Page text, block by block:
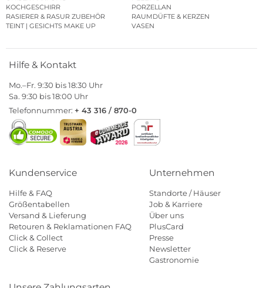
KOCHGESCHIRR
PORZELLAN
RASIERER & RASUR ZUBEHÖR
RAUMDÜFTE & KERZEN
TEINT | GESICHTS MAKE UP
VASEN
Hilfe & Kontakt
Mo.–Fr. 9:30 bis 18:30 Uhr
Sa. 9:30 bis 18:00 Uhr
Telefonnummer: + 43 316 / 870-0
Kundenservice
Hilfe & FAQ
Größentabellen
Versand & Lieferung
Retouren & Reklamationen FAQ
Click & Collect
Click & Reserve
Unternehmen
Standorte / Häuser
Job & Karriere
Über uns
PlusCard
Presse
Newsletter
Gastronomie